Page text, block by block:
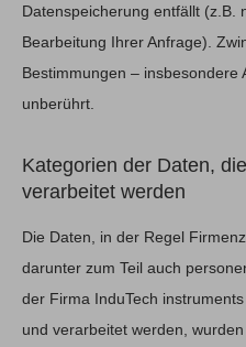
Datenspeicherung entfällt (z.B.
Bearbeitung Ihrer Anfrage).
Bestimmungen – insbesondere
unberührt.
Kategorien der Daten,
verarbeitet werden
Die Daten, in der Regel
darunter zum Teil auch
der Firma InduTech
und verarbeitet werden,